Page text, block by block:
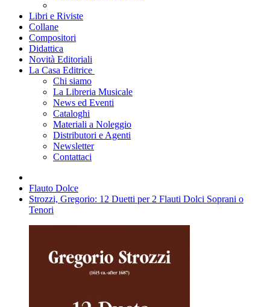
Libri e Riviste
Collane
Compositori
Didattica
Novità Editoriali
La Casa Editrice
Chi siamo
La Libreria Musicale
News ed Eventi
Cataloghi
Materiali a Noleggio
Distributori e Agenti
Newsletter
Contattaci
Flauto Dolce
Strozzi, Gregorio: 12 Duetti per 2 Flauti Dolci Soprani o
Tenori